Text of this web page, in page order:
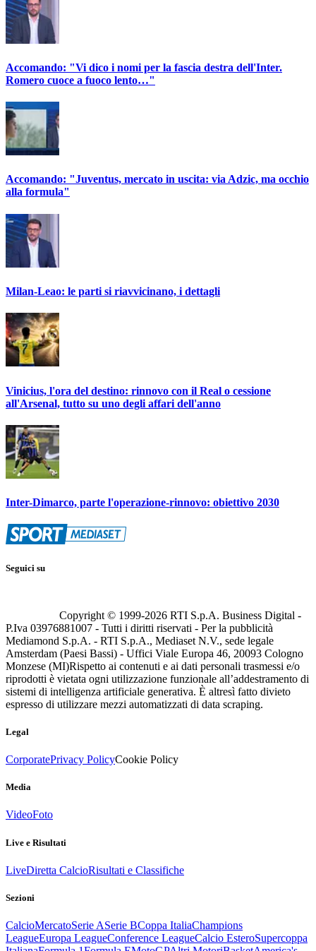
Accomando: "Vi dico i nomi per la fascia destra dell'Inter.
Romero cuoce a fuoco lento…"
Accomando: "Juventus, mercato in uscita: via Adzic, ma occhio
alla formula"
Milan-Leao: le parti si riavvicinano, i dettagli
Vinicius, l'ora del destino: rinnovo con il Real o cessione
all'Arsenal, tutto su uno degli affari dell'anno
Inter-Dimarco, parte l'operazione-rinnovo: obiettivo 2030
Seguici su
Copyright © 1999-2026 RTI S.p.A. Business Digital -
P.Iva 03976881007 - Tutti i diritti riservati - Per la pubblicità
Mediamond S.p.A. - RTI S.p.A., Mediaset N.V., sede legale
Amsterdam (Paesi Bassi) - Uffici Viale Europa 46, 20093 Cologno
Monzese (MI)Rispetto ai contenuti e ai dati personali trasmessi e/o
riprodotti è vietata ogni utilizzazione funzionale all’addestramento di
sistemi di intelligenza artificiale generativa. È altresì fatto divieto
espresso di utilizzare mezzi automatizzati di data scraping.
Legal
CorporatePrivacy PolicyCookie Policy
Media
VideoFoto
Live e Risultati
LiveDiretta CalcioRisultati e Classifiche
Sezioni
CalcioMercatoSerie ASerie BCoppa ItaliaChampions
LeagueEuropa LeagueConference LeagueCalcio EsteroSupercoppa